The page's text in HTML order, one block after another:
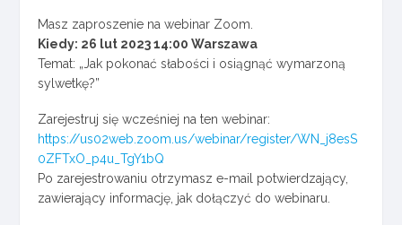
Masz zaproszenie na webinar Zoom.
Kiedy: 26 lut 2023 14:00 Warszawa
Temat: „Jak pokonać słabości i osiągnąć wymarzoną
sylwetkę?”
Zarejestruj się wcześniej na ten webinar:
https://us02web.zoom.us/webinar/register/WN_j8esS
0ZFTxO_p4u_TgY1bQ
Po zarejestrowaniu otrzymasz e-mail potwierdzający,
zawierający informację, jak dołączyć do webinaru.